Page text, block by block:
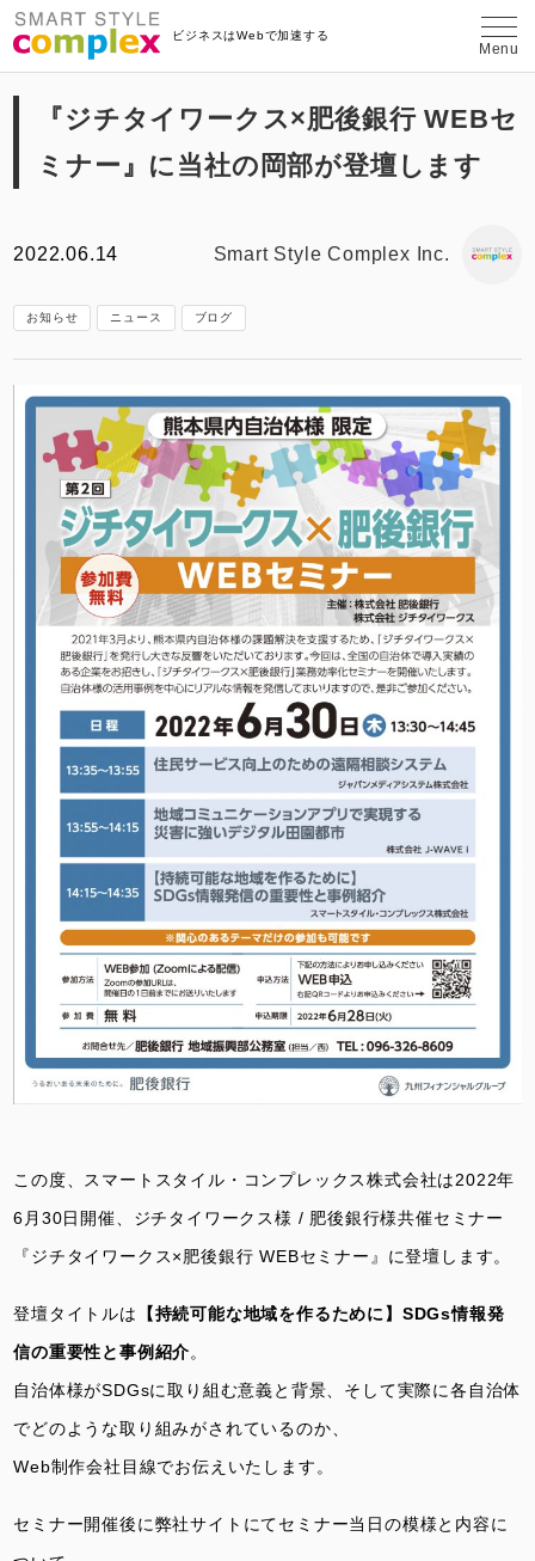
埼玉県さいたま市のWeb制作・コンテ
ビジネスはWebで加速する
Menu
『ジチタイワークス×肥後銀行 WEBセ
ミナー』に当社の岡部が登壇します
2022.06.14 Smart Style Complex Inc.
お知らせ ニュース ブログ
この度、スマートスタイル・コンプレックス株式会社は2022年
6月30日開催、ジチタイワークス様 / 肥後銀行様共催セミナー
『ジチタイワークス×肥後銀行 WEBセミナー』に登壇します。
登壇タイトルは
【持続可能な地域を作るために】SDGs情報発
信の重要性と事例紹介。
自治体様がSDGsに取り組む意義と背景、そして実際に各自治体
でどのような取り組みがされているのか、
Web制作会社目線でお伝えいたします。
セミナー開催後に弊社サイトにてセミナー当日の模様と内容に